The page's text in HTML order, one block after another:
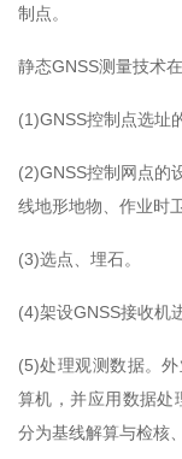
制点。
静态GNSS测量技术
(1)GNSS控制点选址
(2)GNSS控制网点的
线地形地物、作业时
(3)选点、埋石。
(4)架设GNSS接收机
(5)处理观测数据。
算机，并应用数据处
分为基线解算与检核